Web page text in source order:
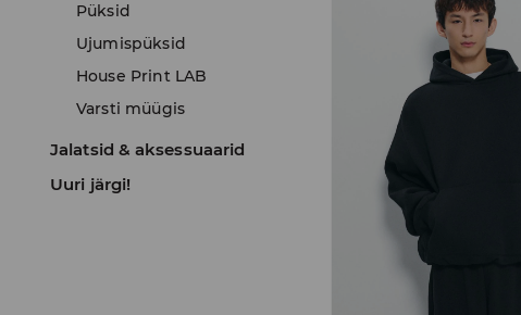
Püksid
Ujumispüksid
House Print LAB
Varsti müügis
Jalatsid & aksessuaarid
Uuri järgi!